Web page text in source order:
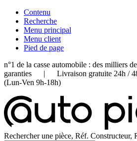
Contenu
Recherche
Menu principal
Menu client
Pied de page
n°1 de la casse automobile : des milliers
garanties | Livraison gratuite 24h
(Lun-Ven 9h-18h)
Rechercher une pièce, Réf. Constructeur,